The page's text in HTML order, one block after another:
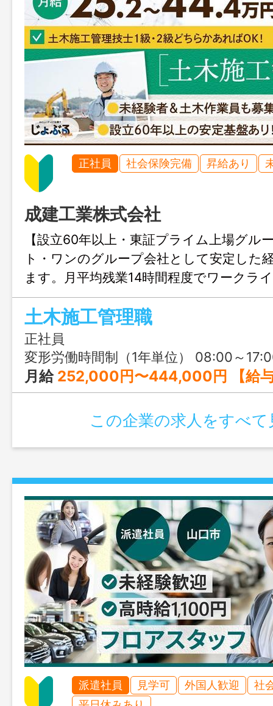
正社員 社会保険完備 昇給あり
成建工業株式会社
【設立60年以上・東証プライム上場グル
ト・ワンのグループ会社として安定した
ます。月平均残業14時間程度でワークラ
重視。社員一人ひとりのキャリア形成を
し、安定した成長環境を提供しています◎
土木施工管理職
正社員
変形労働時間制（1年単位） 08:00～
月給 252,000円〜444,000円 【給与内訳】 基本給：180,000円〜310,000円 資格手当：10,000円〜
この企業の求人をすべて
派遣社員 見学可 外国人歓迎
社